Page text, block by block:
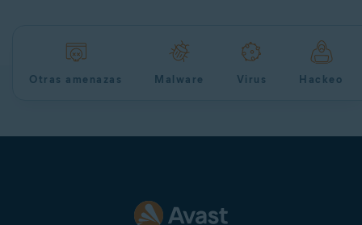
Otras amenazas Malware Virus Hackeo